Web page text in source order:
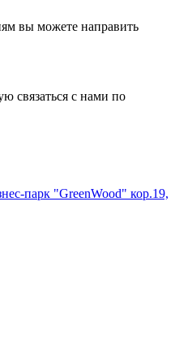
вы можете направить
связаться с нами по
парк "GreenWood" кор.19,